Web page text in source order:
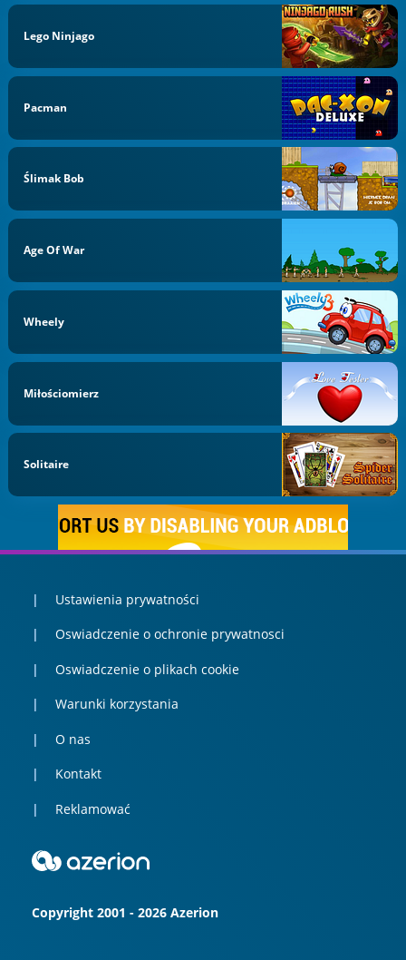
Lego Ninjago
Pacman
Ślimak Bob
Age Of War
Wheely
Miłościomierz
Solitaire
Ustawienia prywatności
Oswiadczenie o ochronie prywatnosci
Oswiadczenie o plikach cookie
Warunki korzystania
O nas
Kontakt
Reklamować
Copyright 2001 - 2026 Azerion